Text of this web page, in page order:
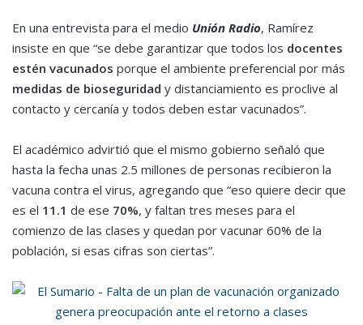
En una entrevista para el medio Unión Radio, Ramírez
insiste en que “se debe garantizar que todos los docentes
estén vacunados porque el ambiente preferencial por más
medidas de bioseguridad y distanciamiento es proclive al
contacto y cercanía y todos deben estar vacunados”.
El académico advirtió que el mismo gobierno señaló que
hasta la fecha unas 2.5 millones de personas recibieron la
vacuna contra el virus, agregando que “eso quiere decir que
es el 11.1 de ese 70%, y faltan tres meses para el
comienzo de las clases y quedan por vacunar 60% de la
población, si esas cifras son ciertas”.